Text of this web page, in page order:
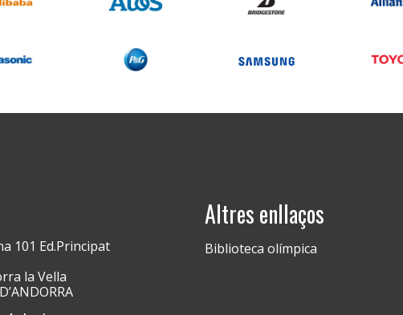
101 Ed.Principat
la Vella
Altres enllaços
Biblioteca olímpica